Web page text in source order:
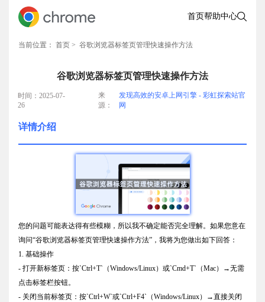
首页帮助中心
当前位置： 首页 > 谷歌浏览器标签页管理快速操作方法
谷歌浏览器标签页管理快速操作方法
时间：2025-07-
26
来
源：
发现高效的安卓上网引擎 - 彩虹探索站官
网
详情介绍
您的问题可能表达得有些模糊，所以我不确定能否完全理解。如果您意在
询问“谷歌浏览器标签页管理快速操作方法”，我将为您做出如下回答：
1. 基础操作
- 打开新标签页：按`Ctrl+T`（Windows/Linux）或`Cmd+T`（Mac）→无需
点击标签栏按钮。
- 关闭当前标签页：按`Ctrl+W`或`Ctrl+F4`（Windows/Linux）→直接关闭